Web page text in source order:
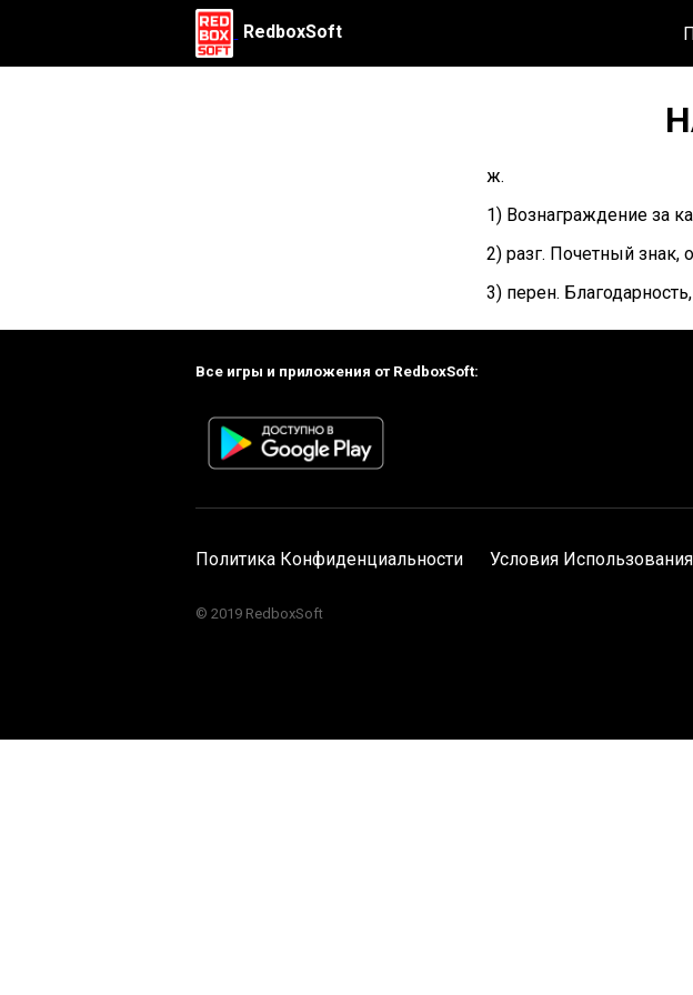
RedboxSoft
ж.
1) Вознаграждение за
2) разг. Почетный знак,
3) перен.
Все игры и приложения от RedboxSoft:
Политика Конфиденциальности Условия Использования
© 2019 RedboxSoft